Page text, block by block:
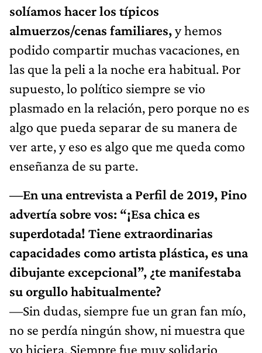
solíamos hacer los típicos
almuerzos/cenas familiares,y hemos
podido compartir muchas vacaciones, en
las que la peli a la noche era habitual. Por
supuesto, lo político siempre se vio
plasmado en la relación, pero porque no es
algo que pueda separar de su manera de
ver arte, y eso es algo que me queda como
enseñanza de su parte.
—En una entrevista a Perfil de 2019, Pino
advertía sobre vos: “¡Esa chica es
superdotada! Tiene extraordinarias
capacidades como artista plástica, es una
dibujante excepcional”, ¿te manifestaba
su orgullo habitualmente?
—Sin dudas, siempre fue un gran fan mío,
no se perdía ningún show, ni muestra que
yo hiciera. Siempre fue muy solidario